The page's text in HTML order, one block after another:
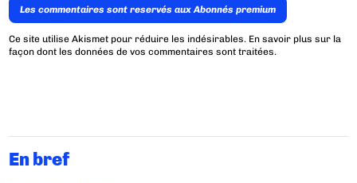
Les commentaires sont reservés aux Abonnés premium
Ce site utilise Akismet pour réduire les indésirables. En savoir plus sur la
façon dont les données de vos commentaires sont traitées.
En bref